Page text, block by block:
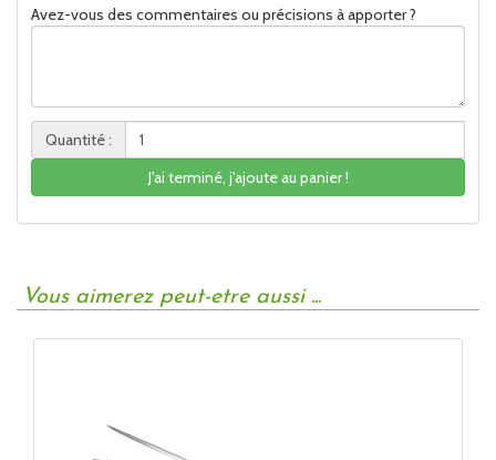
Avez-vous des commentaires ou précisions à apporter ?
Quantité :
J'ai terminé, j'ajoute au panier !
Vous aimerez peut-etre aussi ...